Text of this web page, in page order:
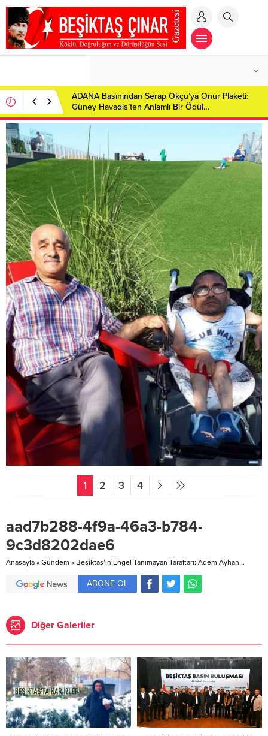
ADANA Basınından Serap Okçu’ya Onur Plaketi:
Güney Havadis’ten Anlamlı Bir Ödül…
1 2 3 4
aad7b288-4f9a-46a3-b784-
9c3d8202dae6
Anasayfa » Gündem » Beşiktaş’ın Engel Tanımayan Taraftarı: Adem Ayhan...
ABONE OL
Diğer Galeriler